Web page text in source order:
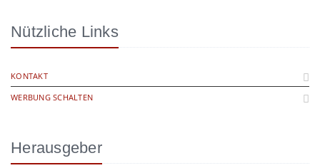
Nützliche Links
KONTAKT
WERBUNG SCHALTEN
Herausgeber